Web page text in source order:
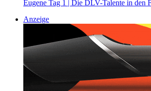
Eugene Tag 1 | Die DLV-Talente in den
Anzeige